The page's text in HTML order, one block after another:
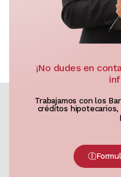
¡No dudes en
Trabajamos con los
créditos hipotecarios,